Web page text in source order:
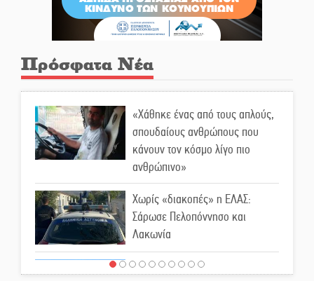
Πρόσφατα Νέα
«Χάθηκε ένας από τους απλούς,
σπουδαίους ανθρώπους που
κάνουν τον κόσμο λίγο πιο
ανθρώπινο»
Χωρίς «διακοπές» η ΕΛΑΣ:
Σάρωσε Πελοπόννησο και
Λακωνία
«Έφυγε» ένας γνήσιος Δάσκαλος